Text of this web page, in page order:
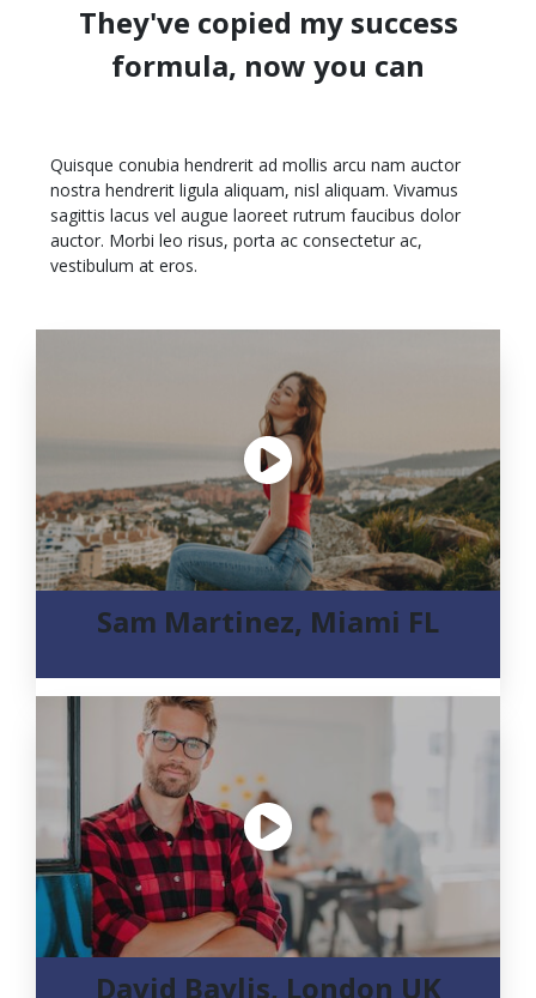
They've copied my success
formula, now you can
Quisque conubia hendrerit ad mollis arcu nam auctor
nostra hendrerit ligula aliquam, nisl aliquam. Vivamus
sagittis lacus vel augue laoreet rutrum faucibus dolor
auctor. Morbi leo risus, porta ac consectetur ac,
vestibulum at eros.
Sam Martinez, Miami FL
David Baylis, London UK